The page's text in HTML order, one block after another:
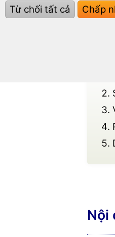
Nội
Từ chối tất cả
Chấp